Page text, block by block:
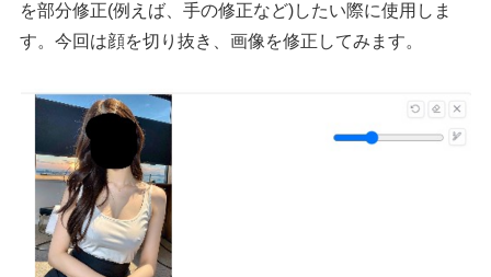
を部分修正(例えば、手の修正など)したい際に使用しま
す。今回は顔を切り抜き、画像を修正してみます。